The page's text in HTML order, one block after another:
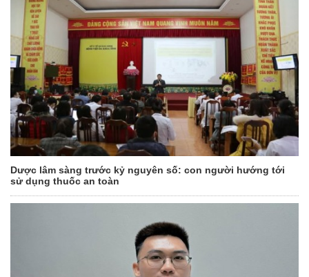
Dược lâm sàng trước kỷ nguyên số: con người hướng tới
sử dụng thuốc an toàn